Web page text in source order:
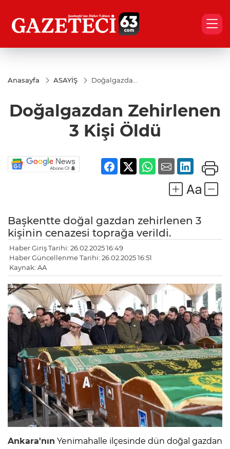
Anasayfa ASAYİŞ
Doğalgazdan
Doğalgazdan Zehirlenen
3 Kişi Öldü
Başkentte doğal gazdan zehirlenen 3
kişinin cenazesi toprağa verildi.
Haber Giriş Tarihi: 26.02.2025 16:49
Haber Güncellenme Tarihi: 26.02.2025 16:51
Kaynak: AA
Ankara'nın Yenimahalle ilçesinde dün doğal gazdan